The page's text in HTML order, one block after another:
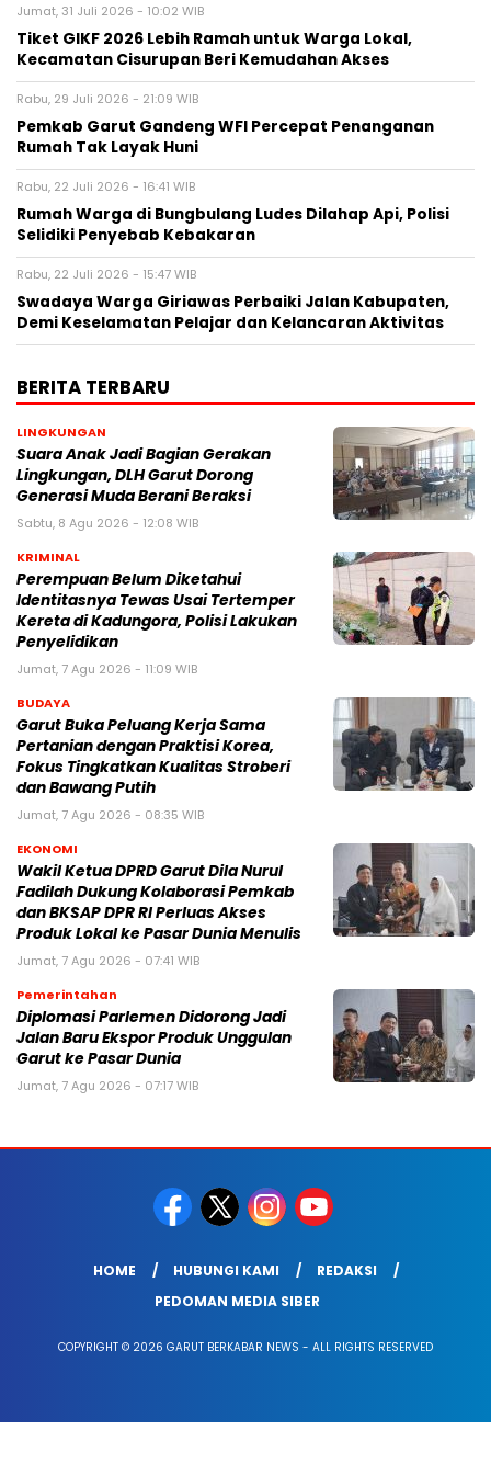
Jumat, 31 Juli 2026 - 10:02 WIB
Tiket GIKF 2026 Lebih Ramah untuk Warga Lokal,
Kecamatan Cisurupan Beri Kemudahan Akses
Rabu, 29 Juli 2026 - 21:09 WIB
Pemkab Garut Gandeng WFI Percepat Penanganan
Rumah Tak Layak Huni
Rabu, 22 Juli 2026 - 16:41 WIB
Rumah Warga di Bungbulang Ludes Dilahap Api, Polisi
Selidiki Penyebab Kebakaran
Rabu, 22 Juli 2026 - 15:47 WIB
Swadaya Warga Giriawas Perbaiki Jalan Kabupaten,
Demi Keselamatan Pelajar dan Kelancaran Aktivitas
BERITA TERBARU
LINGKUNGAN
Suara Anak Jadi Bagian Gerakan
Lingkungan, DLH Garut Dorong
Generasi Muda Berani Beraksi
Sabtu, 8 Agu 2026 - 12:08 WIB
KRIMINAL
Perempuan Belum Diketahui
Identitasnya Tewas Usai Tertemper
Kereta di Kadungora, Polisi Lakukan
Penyelidikan
Jumat, 7 Agu 2026 - 11:09 WIB
BUDAYA
Garut Buka Peluang Kerja Sama
Pertanian dengan Praktisi Korea,
Fokus Tingkatkan Kualitas Stroberi
dan Bawang Putih
Jumat, 7 Agu 2026 - 08:35 WIB
EKONOMI
Wakil Ketua DPRD Garut Dila Nurul
Fadilah Dukung Kolaborasi Pemkab
dan BKSAP DPR RI Perluas Akses
Produk Lokal ke Pasar Dunia Menulis
Jumat, 7 Agu 2026 - 07:41 WIB
Pemerintahan
Diplomasi Parlemen Didorong Jadi
Jalan Baru Ekspor Produk Unggulan
Garut ke Pasar Dunia
Jumat, 7 Agu 2026 - 07:17 WIB
HOME HUBUNGI KAMI
REDAKSI
PEDOMAN MEDIA SIBER
COPYRIGHT © 2026 GARUT BERKABAR NEWS - ALL RIGHTS RESERVED